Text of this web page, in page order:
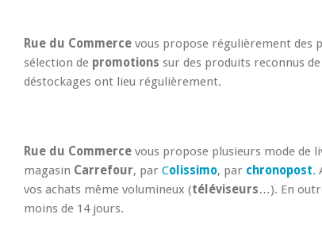
Rue du Commerce vous propose régulièrement des
sélection de promotions sur des produits reconnus
déstockages ont lieu régulièrement.
Rue du Commerce vous propose plusieurs mode de
magasin Carrefour, par Colissimo, par chronopost.
vos achats même volumineux (téléviseurs…). En
moins de 14 jours.